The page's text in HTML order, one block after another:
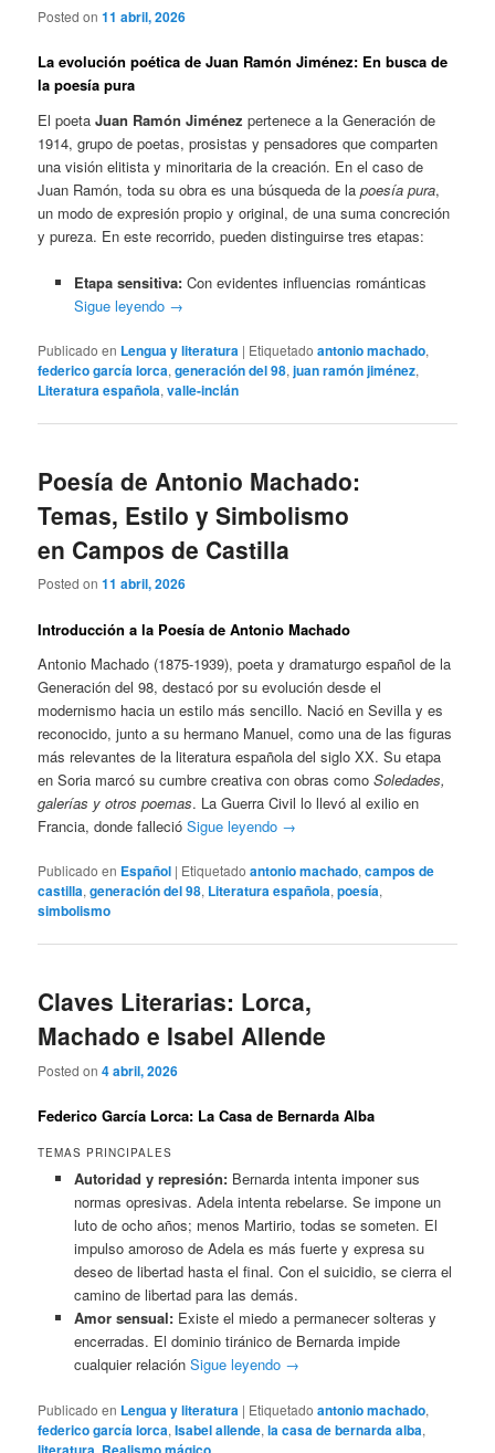
Posted on11 abril, 2026
La evolución poética de Juan Ramón Jiménez: En busca de
la poesía pura
El poetaJuan Ramón Jiménez pertenece a la Generación de
1914, grupo de poetas, prosistas y pensadores que comparten
una visión elitista y minoritaria de la creación. En el caso de
Juan Ramón, toda su obra es una búsqueda de lapoesía pura,
un modo de expresión propio y original, de una suma concreción
y pureza. En este recorrido, pueden distinguirse tres etapas:
Etapa sensitiva:Con evidentes influencias románticas
Sigue leyendo →
Publicado en Lengua y literatura | Etiquetado antonio machado,
federico garcía lorca,generación del 98,juan ramón jiménez,
Literatura española,valle-inclán
Poesía de Antonio Machado:
Temas, Estilo y Simbolismo
en Campos de Castilla
Posted on11 abril, 2026
Introducción a la Poesía de Antonio Machado
Antonio Machado (1875-1939), poeta y dramaturgo español de la
Generación del 98, destacó por su evolución desde el
modernismo hacia un estilo más sencillo. Nació en Sevilla y es
reconocido, junto a su hermano Manuel, como una de las figuras
más relevantes de la literatura española del siglo XX. Su etapa
en Soria marcó su cumbre creativa con obras comoSoledades,
galerías y otros poemas. La Guerra Civil lo llevó al exilio en
Francia, donde fallecióSigue leyendo →
Publicado en Español | Etiquetado antonio machado,campos de
castilla,generación del 98, Literatura española,poesía,
simbolismo
Claves Literarias: Lorca,
Machado e Isabel Allende
Posted on4 abril, 2026
Federico García Lorca: La Casa de Bernarda Alba
TEMAS PRINCIPALES
Autoridad y represión:Bernarda intenta imponer sus
normas opresivas. Adela intenta rebelarse. Se impone un
luto de ocho años; menos Martirio, todas se someten. El
impulso amoroso de Adela es más fuerte y expresa su
deseo de libertad hasta el final. Con el suicidio, se cierra el
camino de libertad para las demás.
Amor sensual:Existe el miedo a permanecer solteras y
encerradas. El dominio tiránico de Bernarda impide
cualquier relación Sigue leyendo →
Publicado en Lengua y literatura | Etiquetado antonio machado,
federico garcía lorca,Isabel allende,la casa de bernarda alba,